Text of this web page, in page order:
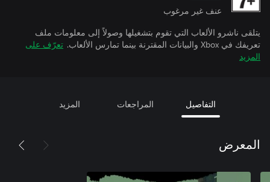
عنف غير مرغوب
يتلقى ناشرو الألعاب التي تقوم بتشغيلها وصولاً إلى معلومات ملف
تعريفك في Xbox والبيانات المقترنة بينما تمارس الألعاب.
تعرّف على
المزيد
التفاصيل المراجعات المزيد
المعرض